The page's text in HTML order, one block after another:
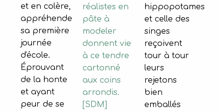
et en colère,
appréhende
sa première
journée
d'école.
Éprouvant
de la honte
et ayant
peur de se
réalistes en
pâte à
modeler
donnent vie
à ce tendre
cartonné
aux coins
arrondis.
[SDM]
hippopotames
et celle des
singes
reçoivent
tour à tour
leurs
rejetons
bien
emballés